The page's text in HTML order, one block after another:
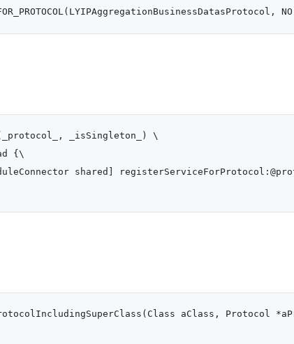
_isSingleton_) \
{\
shared]
aClass, Protocol